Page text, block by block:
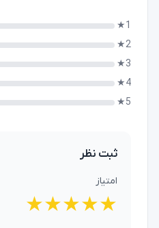
1★
2★
3★
4★
5★
ثبت نظر
امتیاز
★
★
★
★
★